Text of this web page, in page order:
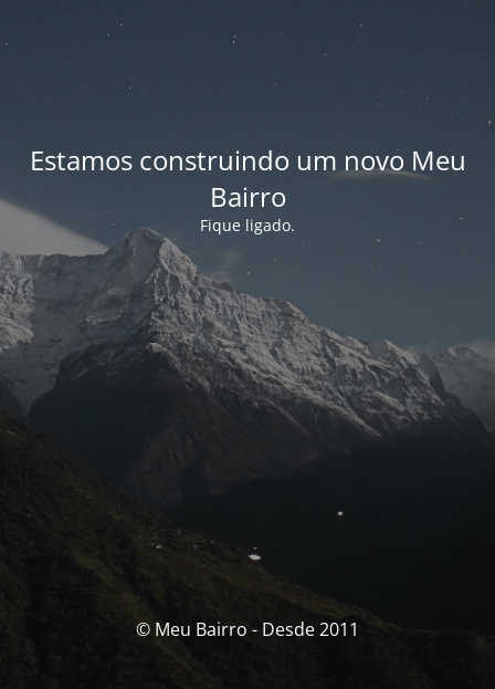
Estamos construindo um novo Meu
Bairro
Fique ligado.
© Meu Bairro - Desde 2011